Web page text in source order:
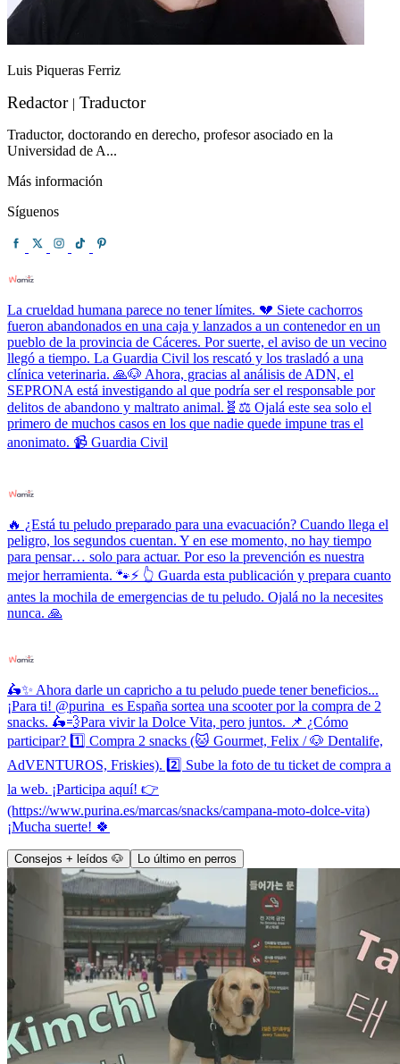
Luis Piqueras Ferriz
Redactor | Traductor
Traductor, doctorando en derecho, profesor asociado en la
Universidad de A...
Más información
Síguenos
La crueldad humana parece no tener límites. 💔 Siete cachorros
fueron abandonados en una caja y lanzados a un contenedor en un
pueblo de la provincia de Cáceres. Por suerte, el aviso de un vecino
llegó a tiempo. La Guardia Civil los rescató y los trasladó a una
clínica veterinaria. 🙏🐶 Ahora, gracias al análisis de ADN, el
SEPRONA está investigando al que podría ser el responsable por
delitos de abandono y maltrato animal.🧬⚖️ Ojalá este sea solo el
primero de muchos casos en los que nadie quede impune tras el
anonimato. 📹 Guardia Civil
🔥 ¿Está tu peludo preparado para una evacuación? Cuando llega el
peligro, los segundos cuentan. Y en ese momento, no hay tiempo
para pensar… solo para actuar. Por eso la prevención es nuestra
mejor herramienta. 🐾⚡ 👆 Guarda esta publicación y prepara cuanto
antes la mochila de emergencias de tu peludo. Ojalá no la necesites
nunca. 🙏
🛵✨ Ahora darle un capricho a tu peludo puede tener beneficios...
¡Para ti! @purina_es España sortea una scooter por la compra de 2
snacks. 🛵💨Para vivir la Dolce Vita, pero juntos. 📌 ¿Cómo
participar? 1️⃣ Compra 2 snacks (🐱 Gourmet, Felix / 🐶 Dentalife,
AdVENTUROS, Friskies). 2️⃣ Sube la foto de tu ticket de compra a
la web. ¡Participa aquí! 👉
(https://www.purina.es/marcas/snacks/campana-moto-dolce-vita)
¡Mucha suerte! 🍀
Consejos + leídos 🐶 Lo último en perros